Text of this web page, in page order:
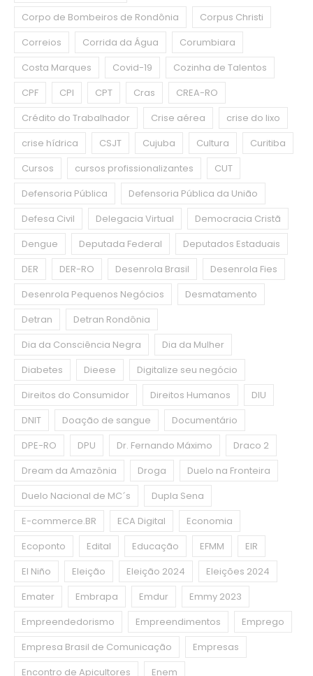
Corpo de Bombeiros de Rondônia
Corpus Christi
Correios
Corrida da Água
Corumbiara
Costa Marques
Covid-19
Cozinha de Talentos
CPF
CPI CPT Cras
CREA-RO
Crédito do Trabalhador
Crise aérea
crise do lixo
crise hídrica
CSJT Cujuba Cultura
Curitiba
Cursos
cursos profissionalizantes
CUT
Defensoria Pública
Defensoria Pública da União
Defesa Civil
Delegacia Virtual
Democracia Cristã
Dengue
Deputada Federal
Deputados Estaduais
DER
DER-RO Desenrola Brasil
Desenrola Fies
Desenrola Pequenos Negócios
Desmatamento
Detran
Detran Rondônia
Dia da Consciência Negra
Dia da Mulher
Diabetes
Dieese
Digitalize seu negócio
Direitos do Consumidor
Direitos Humanos
DIU
DNIT
Doação de sangue
Documentário
DPE-RO
DPU Dr. Fernando Máximo
Draco 2
Dream da Amazônia
Droga
Duelo na Fronteira
Duelo Nacional de MC´s
Dupla Sena
E-commerce.BR
ECA Digital
Economia
Ecoponto
Edital Educação EFMM
EIR
El Niño
Eleição Eleição 2024
Eleições 2024
Emater
Embrapa Emdur
Emmy 2023
Empreendedorismo
Empreendimentos
Emprego
Empresa Brasil de Comunicação
Empresas
Encontro de Apicultores
Enem